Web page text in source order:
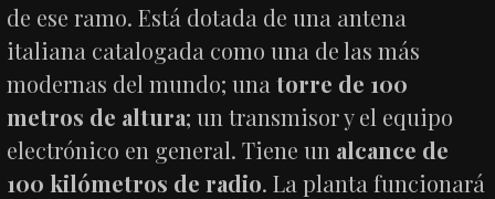
de ese ramo. Está dotada de una antena
italiana catalogada como una de las más
modernas del mundo; unatorre de 100
metros de altura; un transmisor y el equipo
electrónico en general. Tiene un alcance de
100 kilómetros de radio. La planta funcionará